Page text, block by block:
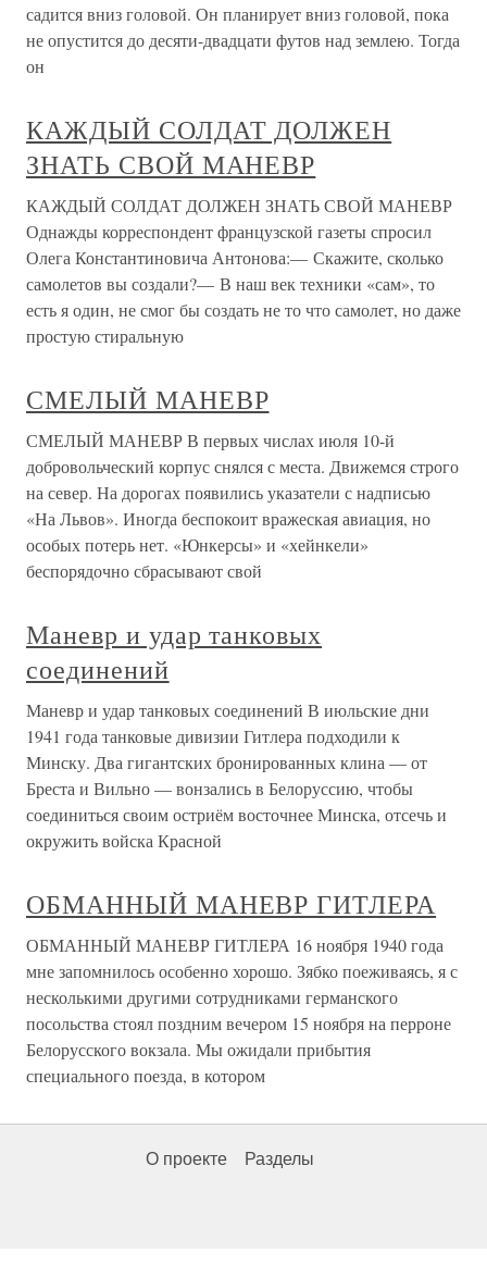
садится вниз головой. Он планирует вниз головой, пока
не опустится до десяти-двадцати футов над землею. Тогда
он
КАЖДЫЙ СОЛДАТ ДОЛЖЕН
ЗНАТЬ СВОЙ МАНЕВР
КАЖДЫЙ СОЛДАТ ДОЛЖЕН ЗНАТЬ СВОЙ МАНЕВР
Однажды корреспондент французской газеты спросил
Олега Константиновича Антонова:— Скажите, сколько
самолетов вы создали?— В наш век техники «сам», то
есть я один, не смог бы создать не то что самолет, но даже
простую стиральную
СМЕЛЫЙ МАНЕВР
СМЕЛЫЙ МАНЕВР В первых числах июля 10-й
добровольческий корпус снялся с места. Движемся строго
на север. На дорогах появились указатели с надписью
«На Львов». Иногда беспокоит вражеская авиация, но
особых потерь нет. «Юнкерсы» и «хейнкели»
беспорядочно сбрасывают свой
Маневр и удар танковых
соединений
Маневр и удар танковых соединений В июльские дни
1941 года танковые дивизии Гитлера подходили к
Минску. Два гигантских бронированных клина — от
Бреста и Вильно — вонзались в Белоруссию, чтобы
соединиться своим остриём восточнее Минска, отсечь и
окружить войска Красной
ОБМАННЫЙ МАНЕВР ГИТЛЕРА
ОБМАННЫЙ МАНЕВР ГИТЛЕРА 16 ноября 1940 года
мне запомнилось особенно хорошо. Зябко поеживаясь, я с
несколькими другими сотрудниками германского
посольства стоял поздним вечером 15 ноября на перроне
Белорусского вокзала. Мы ожидали прибытия
специального поезда, в котором
О проекте Разделы